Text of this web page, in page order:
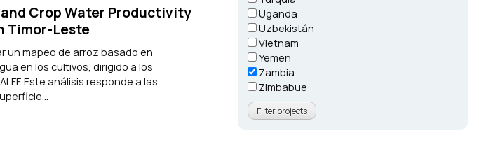
Crop Water Productivity
Timor-Leste
un mapeo de arroz basado en
en los cultivos, dirigido a los
Este análisis responde a las
Uganda
Uzbekistán
Vietnam
Yemen
Zambia
Zimbabue